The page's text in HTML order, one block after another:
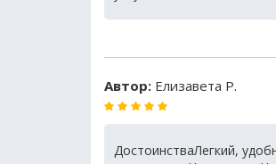
Автор: Елизавета Р.
ДостоинстваЛегкий,